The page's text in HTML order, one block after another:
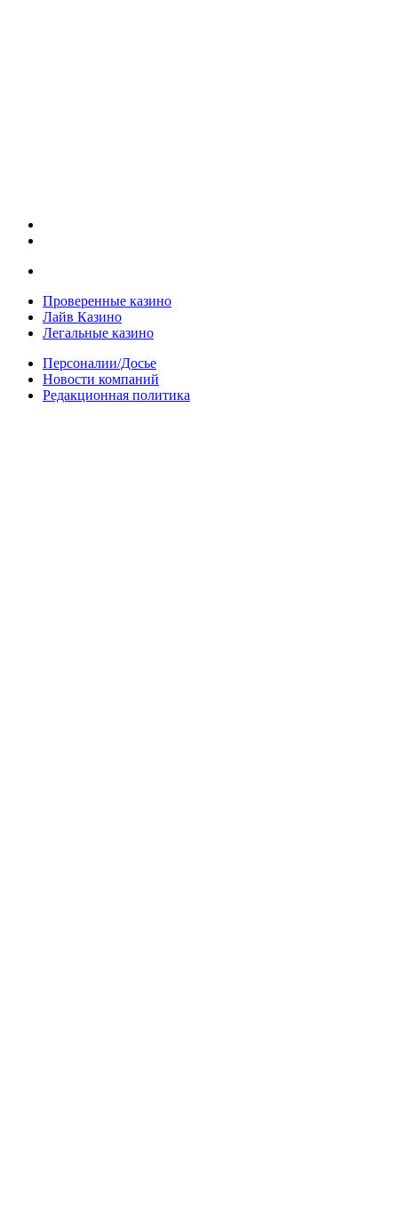
Проверенные казино
Лайв Казино
Легальные казино
Персоналии/Досье
Новости компаний
Редакционная политика